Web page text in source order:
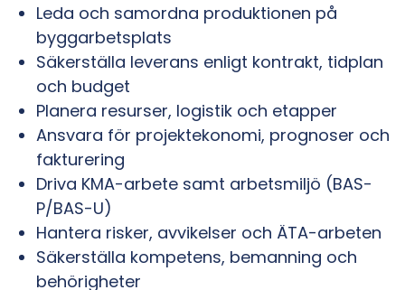
Leda och samordna produktionen på
byggarbetsplats
Säkerställa leverans enligt kontrakt, tidplan
och budget
Planera resurser, logistik och etapper
Ansvara för projektekonomi, prognoser och
fakturering
Driva KMA-arbete samt arbetsmiljö (BAS-
P/BAS-U)
Hantera risker, avvikelser och ÄTA-arbeten
Säkerställa kompetens, bemanning och
behörigheter